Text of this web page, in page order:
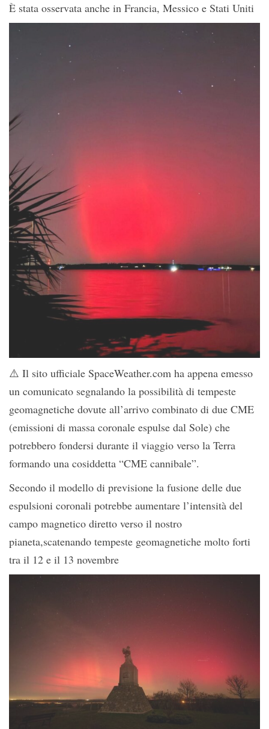
È stata osservata anche in Francia, Messico e Stati Uniti
⚠️ Il sito ufficiale SpaceWeather.com ha appena emesso
un comunicato segnalando la possibilità di tempeste
geomagnetiche dovute all’arrivo combinato di due CME
(emissioni di massa coronale espulse dal Sole) che
potrebbero fondersi durante il viaggio verso la Terra
formando una cosiddetta “CME cannibale”.
Secondo il modello di previsione la fusione delle due
espulsioni coronali potrebbe aumentare l’intensità del
campo magnetico diretto verso il nostro
pianeta,scatenando tempeste geomagnetiche molto forti
tra il 12 e il 13 novembre